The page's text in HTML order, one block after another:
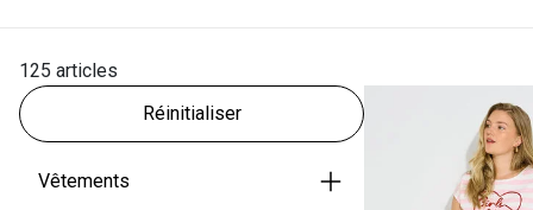
125 articles
Réinitialiser
Vêtements